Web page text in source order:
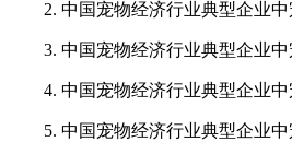
2. 中国宠物经济行业典型企业中
3. 中国宠物经济行业典型企业中
4. 中国宠物经济行业典型企业中
5. 中国宠物经济行业典型企业中